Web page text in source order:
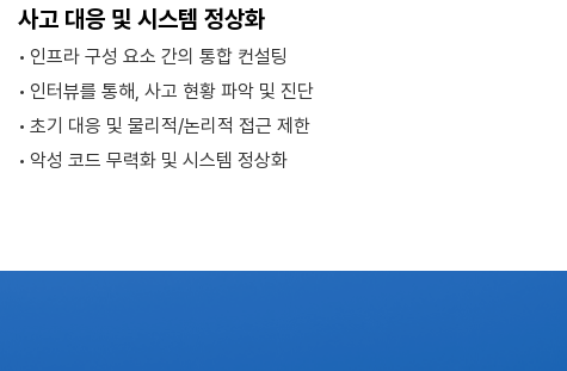
사고 대응 및 시스템 정상화
인프라 구성 요소 간의 통합 컨설팅
인터뷰를 통해, 사고 현황 파악 및 진단
초기 대응 및 물리적/논리적 접근 제한
악성 코드 무력화 및 시스템 정상화